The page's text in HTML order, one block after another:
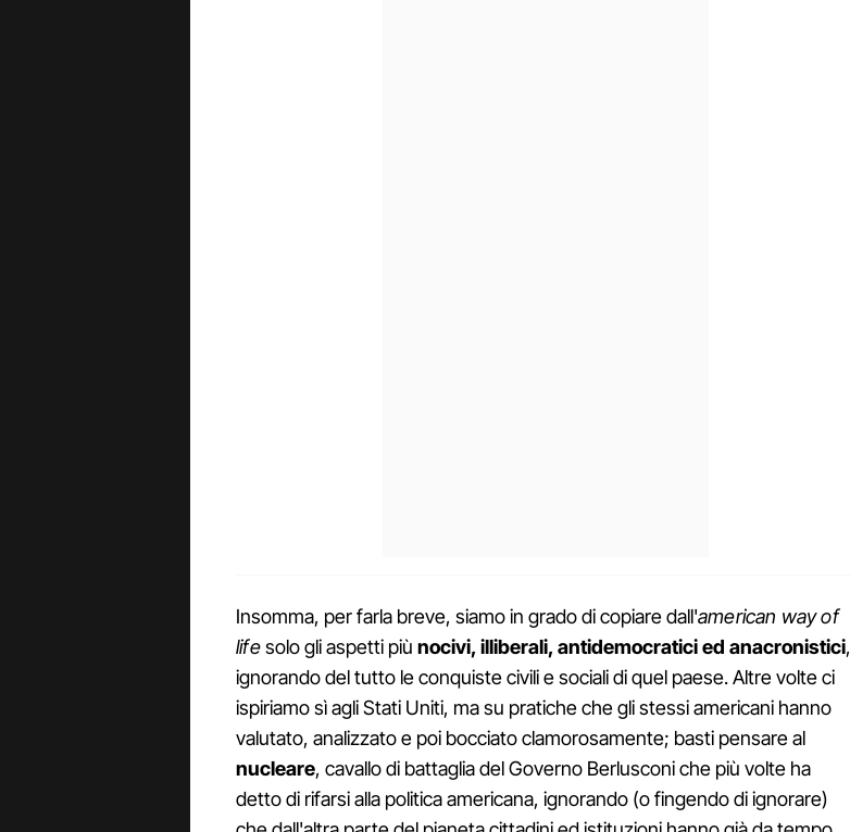
Insomma, per farla breve, siamo in grado di copiare dall'american way of
lifesolo gli aspetti più nocivi, illiberali, antidemocratici ed anacronistici,
ignorando del tutto le conquiste civili e sociali di quel paese. Altre volte ci
ispiriamo sì agli Stati Uniti, ma su pratiche che gli stessi americani hanno
valutato, analizzato e poi bocciato clamorosamente; basti pensare al
nucleare, cavallo di battaglia del Governo Berlusconi che più volte ha
detto di rifarsi alla politica americana, ignorando (o fingendo di ignorare)